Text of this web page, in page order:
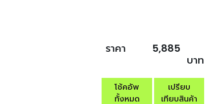
ราคา
5,885
บาท
โช้คอัพ
ทั้งหมด
เปรียบ
เทียบสินค้า